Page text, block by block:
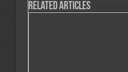
Related Articles